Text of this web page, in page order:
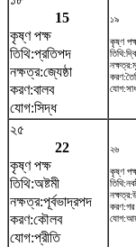
15
কৃষ্ণ পক্ষ
তিথি:প্রতিপদ
নক্ষত্র:জ্যেষ্ঠা
করণ:বালব
যোগ:সিদ্ধ
১৯
কৃষ্ণ
২৫
22
কৃষ্ণ পক্ষ
তিথি:অষ্টমী
নক্ষত্র:পূর্বভাদ্রপদ
করণ:কৌলব
যোগ:প্রীতি
২৬
কৃষ্ণ
করণ:গর